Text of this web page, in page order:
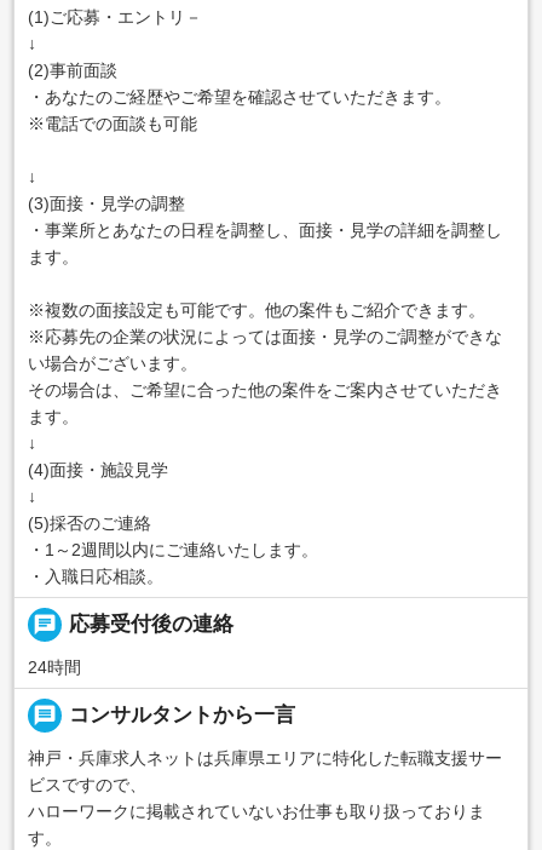
(1)ご応募・エントリ－
↓
(2)事前面談
・あなたのご経歴やご希望を確認させていただきます。
※電話での面談も可能
↓
(3)面接・見学の調整
・事業所とあなたの日程を調整し、面接・見学の詳細を調整し
ます。
※複数の面接設定も可能です。他の案件もご紹介できます。
※応募先の企業の状況によっては面接・見学のご調整ができな
い場合がございます。
その場合は、ご希望に合った他の案件をご案内させていただき
ます。
↓
(4)面接・施設見学
↓
(5)採否のご連絡
・1～2週間以内にご連絡いたします。
・入職日応相談。
chat 応募受付後の連絡
24時間
message コンサルタントから一言
神戸・兵庫求人ネットは兵庫県エリアに特化した転職支援サー
ビスですので、
ハローワークに掲載されていないお仕事も取り扱っておりま
す。